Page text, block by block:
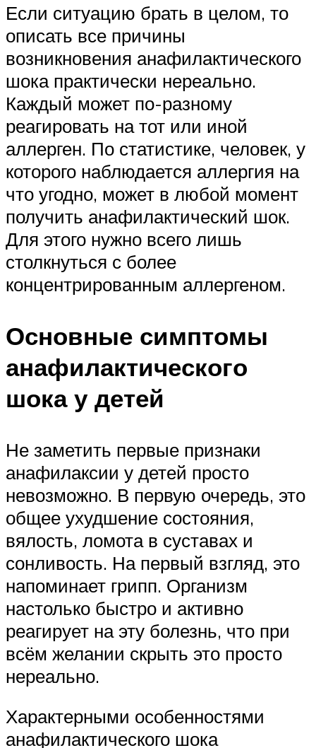
Если ситуацию брать в целом, то
описать все причины
возникновения анафилактического
шока практически нереально.
Каждый может по-разному
реагировать на тот или иной
аллерген. По статистике, человек, у
которого наблюдается аллергия на
что угодно, может в любой момент
получить анафилактический шок.
Для этого нужно всего лишь
столкнуться с более
концентрированным аллергеном.
Основные симптомы
анафилактического
шока у детей
Не заметить первые признаки
анафилаксии у детей просто
невозможно. В первую очередь, это
общее ухудшение состояния,
вялость, ломота в суставах и
сонливость. На первый взгляд, это
напоминает грипп. Организм
настолько быстро и активно
реагирует на эту болезнь, что при
всём желании скрыть это просто
нереально.
Характерными особенностями
анафилактического шока